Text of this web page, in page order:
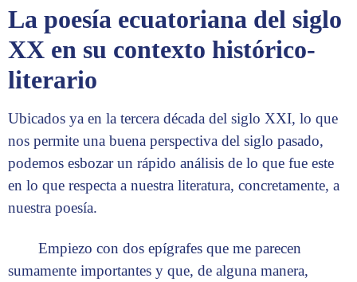
La poesía ecuatoriana del siglo
XX en su contexto histórico-
literario
Ubicados ya en la tercera década del siglo XXI, lo que
nos permite una buena perspectiva del siglo pasado,
podemos esbozar un rápido análisis de lo que fue este
en lo que respecta a nuestra literatura, concretamente, a
nuestra poesía.
Empiezo con dos epígrafes que me parecen
sumamente importantes y que, de alguna manera,